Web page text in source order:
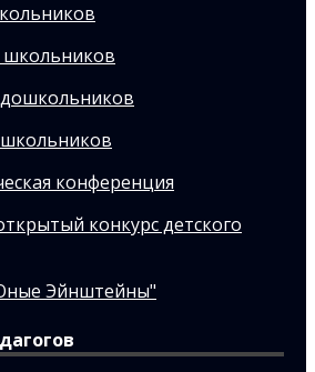
конференция
конкурс детского
Эйнштейны"